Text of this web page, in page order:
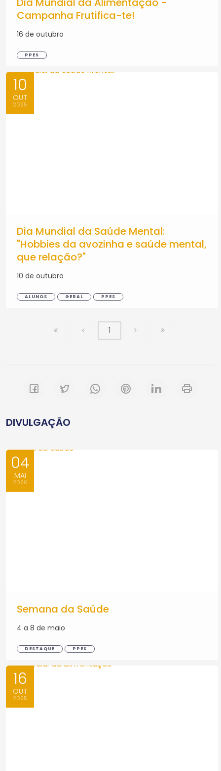
Campanha Frutifica-te!
16 de outubro
PPES
10
OUT
2025
Dia Mundial da Saúde Mental:
"Hobbies da avozinha e saúde mental,
que relação?"
10 de outubro
ALUNOS GERAL PPES
1
DIVULGAÇÃO
04
MAI
2026
Semana da Saúde
4 a 8 de maio
DESTAQUE PPES
16
OUT
2025